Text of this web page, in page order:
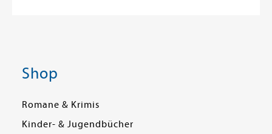
Shop
Romane & Krimis
Kinder- & Jugendbücher